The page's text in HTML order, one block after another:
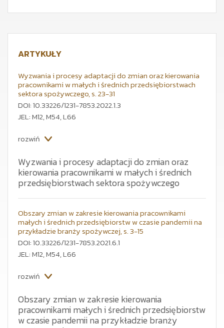
ARTYKUŁY
Wyzwania i procesy adaptacji do zmian oraz kierowania
pracownikami w małych i średnich przedsiębiorstwach
sektora spożywczego, s. 23-31
DOI: 10.33226/1231-7853.2022.1.3
JEL: M12, M54, L66
rozwiń
Wyzwania i procesy adaptacji do zmian oraz
kierowania pracownikami w małych i średnich
przedsiębiorstwach sektora spożywczego
w czasie pandemii. Analizy obejmują branżę spożywczą
regionu województwa podlaskiego. Celem artykułu jest
identyfikacja procesów adaptacyjnych w kierowaniu
pracownikami do zmian oraz wskazanie na tendencje
i zachowania towarzyszące procesom adaptacyjnym
małych i średnich przedsiębiorstw w sektorze
spożywczym w województwie podlaskim. W artykule
wrażliwe na skutki zmian w wyniku kryzysu. Jednocześnie
sformułowano wnioski dotyczące zachowań
Narzędziem badawczym była ankieta i wywiad
bezpośredni z właścicielami 30. głównie małych
przedsiębiorstw produkcyjnych branży spożywczej
Obszary zmian w zakresie kierowania pracownikami
małych i średnich przedsiębiorstw w czasie pandemii na
przykładzie branży spożywczej, s. 3-15
DOI: 10.33226/1231-7853.2021.6.1
JEL: M12, M54, L66
rozwiń
Obszary zmian w zakresie kierowania
pracownikami małych i średnich przedsiębiorstw
w czasie pandemii na przykładzie branży